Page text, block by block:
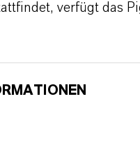
verfügt das